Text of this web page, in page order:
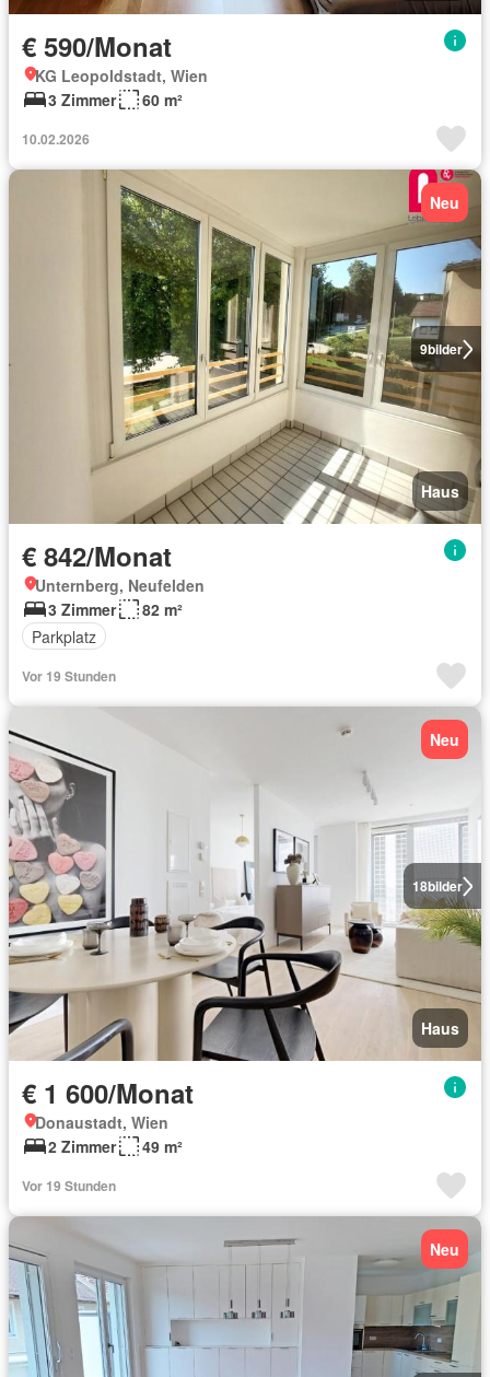
€ 590/Monat
KG Leopoldstadt, Wien
3 Zimmer
60 m²
10.02.2026
9bilder
Neu
Haus
€ 842/Monat
Unternberg, Neufelden
3 Zimmer
82 m²
Parkplatz
Vor 19 Stunden
18bilder
Neu
Haus
€ 1 600/Monat
Donaustadt, Wien
2 Zimmer
49 m²
Vor 19 Stunden
Neu